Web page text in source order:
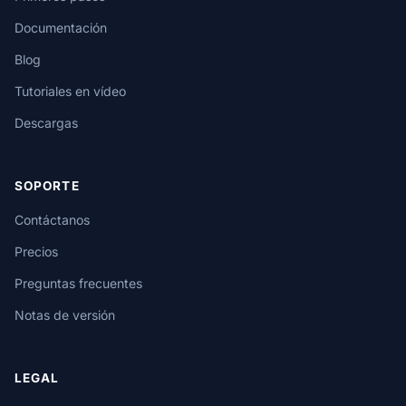
Documentación
Blog
Tutoriales en vídeo
Descargas
SOPORTE
Contáctanos
Precios
Preguntas frecuentes
Notas de versión
LEGAL